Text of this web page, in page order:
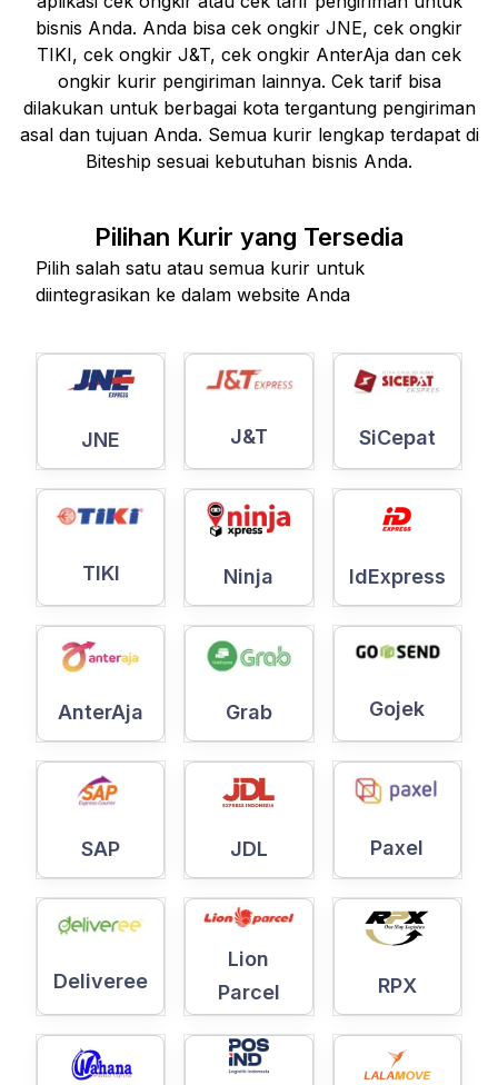
bisnis Anda. Anda bisa cek ongkir JNE, cek ongkir
TIKI, cek ongkir J&T, cek ongkir AnterAja dan cek
ongkir kurir pengiriman lainnya. Cek tarif bisa
dilakukan untuk berbagai kota tergantung pengiriman
asal dan tujuan Anda. Semua kurir lengkap terdapat di
Biteship sesuai kebutuhan bisnis Anda.
Pilihan Kurir yang Tersedia
Pilih salah satu atau semua kurir untuk
diintegrasikan ke dalam website Anda
JNE J&T SiCepat
TIKI Ninja IdExpress
AnterAja Grab Gojek
SAP JDL Paxel
Deliveree
Lion
Parcel
RPX